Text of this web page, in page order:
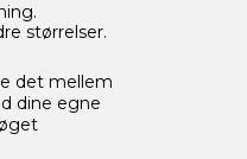
størrelser.
det mellem
dine egne